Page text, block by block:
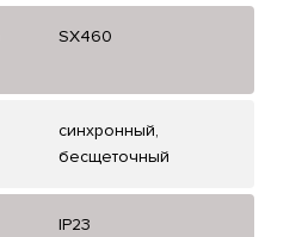
SX460
синхронный,
бесщеточный
IP23